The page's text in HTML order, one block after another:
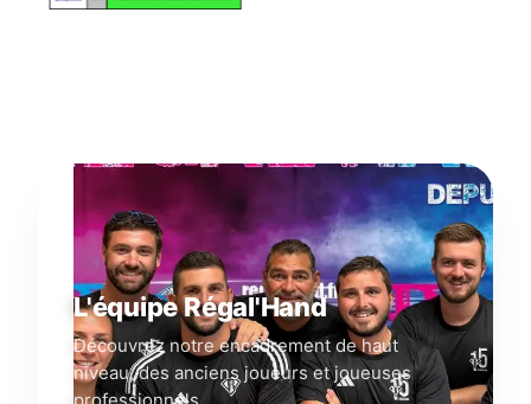
L'équipe Régal'Hand
Découvrez notre encadrement de haut
niveau, des anciens joueurs et joueuses